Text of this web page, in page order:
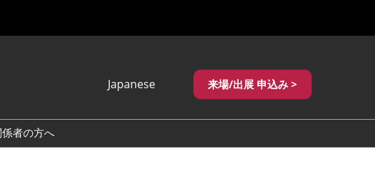
Japanese
繁體中文
来場/出展 申込み >
者の方へ